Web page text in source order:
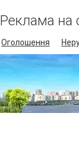
Реклама на
Оголошення